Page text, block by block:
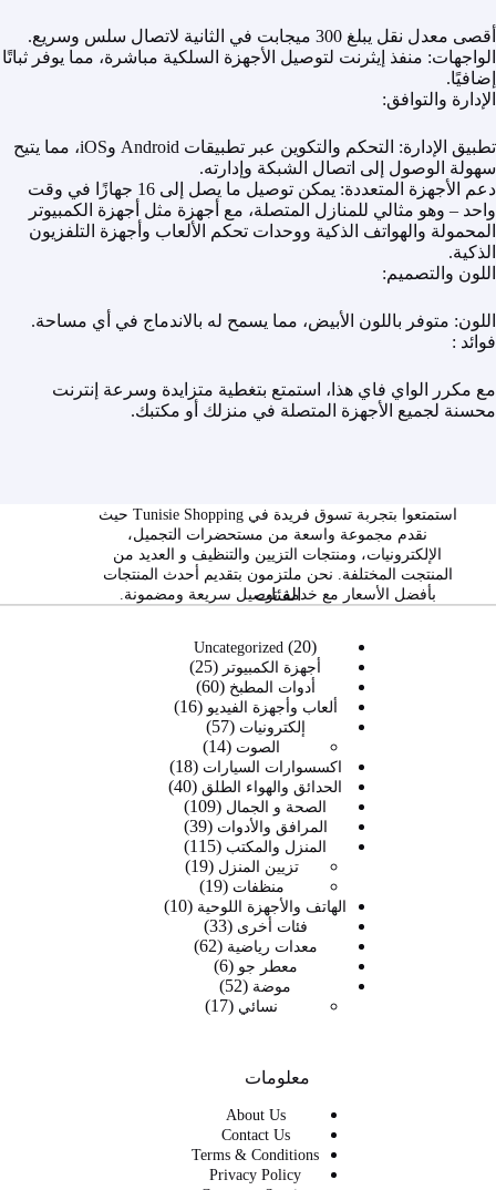
أقصى معدل نقل يبلغ 300 ميجابت في الثانية لاتصال سلس وسريع.
الواجهات: منفذ إيثرنت لتوصيل الأجهزة السلكية مباشرة، مما يوفر ثباتًا
إضافيًا.
الإدارة والتوافق:
تطبيق الإدارة: التحكم والتكوين عبر تطبيقات Android وiOS، مما يتيح
سهولة الوصول إلى اتصال الشبكة وإدارته.
دعم الأجهزة المتعددة: يمكن توصيل ما يصل إلى 16 جهازًا في وقت
واحد – وهو مثالي للمنازل المتصلة، مع أجهزة مثل أجهزة الكمبيوتر
المحمولة والهواتف الذكية ووحدات تحكم الألعاب وأجهزة التلفزيون
الذكية.
اللون والتصميم:
اللون: متوفر باللون الأبيض، مما يسمح له بالاندماج في أي مساحة.
فوائد :
مع مكرر الواي فاي هذا، استمتع بتغطية متزايدة وسرعة إنترنت
محسنة لجميع الأجهزة المتصلة في منزلك أو مكتبك.
استمتعوا بتجربة تسوق فريدة في Tunisie Shopping حيث
نقدم مجموعة واسعة من مستحضرات التجميل،
الإلكترونيات، ومنتجات التزيين والتنظيف و العديد من
المنتجت المختلفة. نحن ملتزمون بتقديم أحدث المنتجات
بأفضل الأسعار مع خدمة توصيل سريعة ومضمونة.
الفئات
Uncategorized 20
20
منتج
أجهزة الكمبيوتر 25
25
منتج
أدوات المطبخ 60
60
منتج ألعاب وأجهزة الفيديو 16
16
إلكترونيات 57
57
منتج
الصوت 14
14
منتجاكسسوارات السيارات 18
18
منتج
الحدائق والهواء الطلق 40
40
الصحة و الجمال 109
109
منتجات
المرافق والأدوات 39
39
منتج
المنزل والمكتب 115
115
منتج
تزيين المنزل 19
19
منظفات 19
19
منتجالهاتف والأجهزة اللوحية 10
10
فئات أخرى 33
33
منتج
معدات رياضية 62
62
معطر جو 6
6
منتجات
موضة 52
52
منتج
نسائي 17
17
معلومات
About Us
Contact Us
Terms & Conditions
Privacy Policy